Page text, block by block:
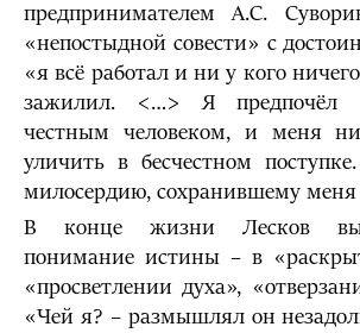
предпринимателем А.С.
«непостыдной совести» с
«я всё работал и ни у кого
зажилил. <…> Я предпочёл
честным человеком, и меня
уличить в бесчестном
милосердию, сохранившему меня
В конце жизни Лесков
понимание истины – в
«просветлении духа»,
«Чей я? – размышлял он